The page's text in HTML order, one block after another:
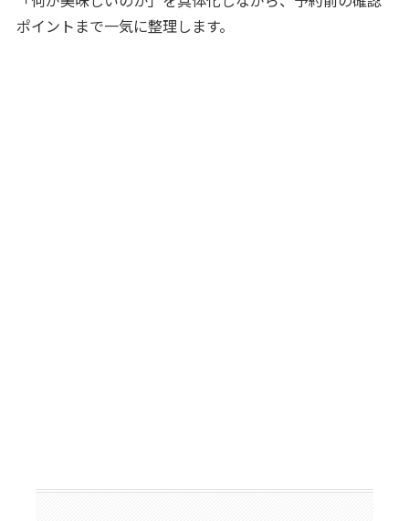
ポイントまで一気に整理します。